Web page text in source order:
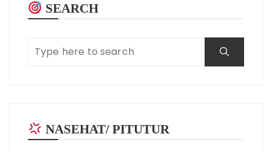
SEARCH
NASEHAT/ PITUTUR